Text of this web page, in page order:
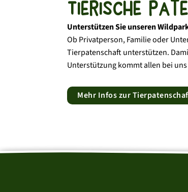
Tierische
Unterstützen Sie unseren
Ob Privatperson, Familie oder
Tierpatenschaft unterstützen.
Unterstützung kommt allen bei
Mehr Infos zur